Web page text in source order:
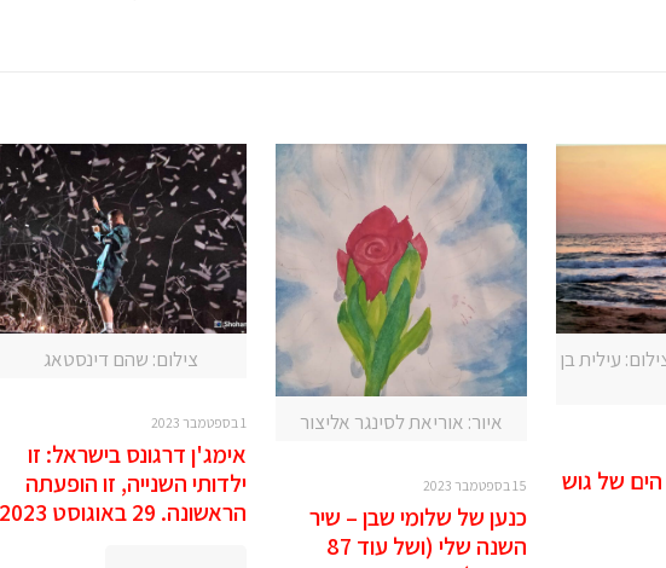
עילית בן
של גוש
איור: אוריאת לסינגר אליצור
15 בספטמבר 2023
כנען של שלומי שבן – שיר
השנה שלי (ושל עוד 87
צילום: שהם דינסטאג
1 בספטמבר 2023
אימג'ן דרגונס בישראל: זו
ילדותי השנייה, זו הופעתה
הראשונה. 29 באוגוסט 2023